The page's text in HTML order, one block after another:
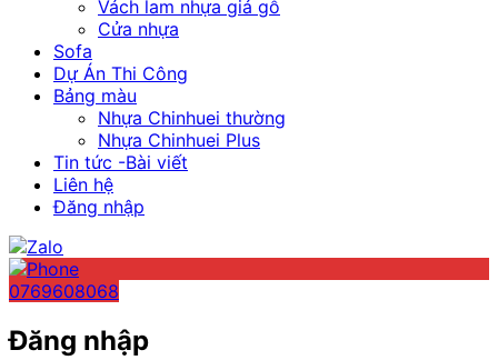
Vách lam nhựa giả gỗ
Cửa nhựa
Sofa
Dự Án Thi Công
Bảng màu
Nhựa Chinhuei thường
Nhựa Chinhuei Plus
Tin tức -Bài viết
Liên hệ
Đăng nhập
0769608068
Đăng nhập